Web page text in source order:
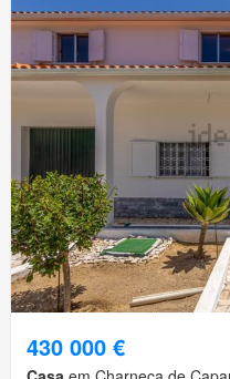
430 000 €